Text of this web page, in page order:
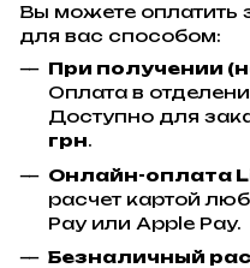
Вы можете оплатить
для вас способом:
При получении
Оплата в
Доступно для
грн.
Онлайн-оплата
расчет картой
Pay или Apple Pay.
Безналичный